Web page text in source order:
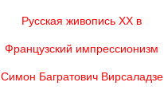
Русская живопись XX в
Французский импрессионизм
Симон Багратович Вирсаладзе